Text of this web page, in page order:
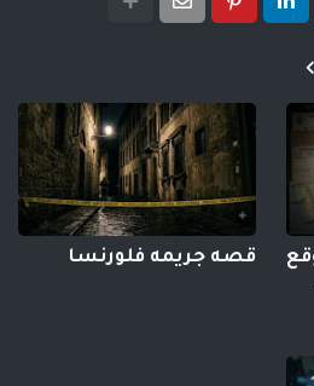
قصه جريمه فلورنسا